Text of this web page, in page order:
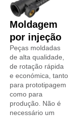
Moldagem
por injeção
Peças moldadas
de alta qualidade,
de rotação rápida
e económica, tanto
para prototipagem
como para
produção. Não é
necessário um